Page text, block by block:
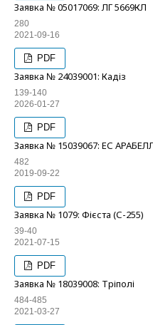
Заявка № 05017069: ЛГ 5669КЛ
280
2021-09-16
PDF
Заявка № 24039001: Кадіз
139-140
2026-01-27
PDF
Заявка № 15039067: ЕС
482
2019-09-22
PDF
Заявка № 1079: Фієста (С-255)
39-40
2021-07-15
PDF
Заявка № 18039008: Тріполі
484-485
2021-03-27